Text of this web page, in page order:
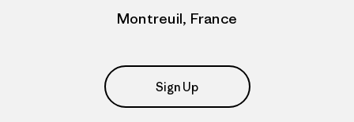
Montreuil, France
Sign Up